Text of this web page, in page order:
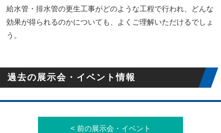
給水管・排水管の更生工事がどのような工程で行われ、どんな
効果が得られるのかについても、よくご理解いただけるでしょ
う。
過去の展示会・イベント情報
< 前の展示会・イベント